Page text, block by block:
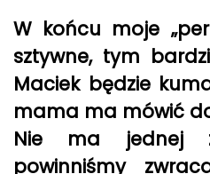
W końcu moje
sztywne, tym
Maciek będzie
mama ma mówić
Nie ma jednej
powinniśmy